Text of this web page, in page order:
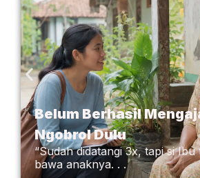
Belum Berhasil
Ngobrol Dulu
“Sudah didatangi 3x, tapi si Ibu
bawa anaknya. . .